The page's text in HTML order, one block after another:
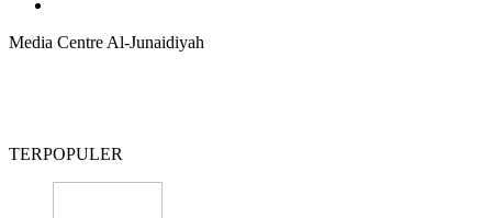
Media Centre Al-Junaidiyah
TERPOPULER